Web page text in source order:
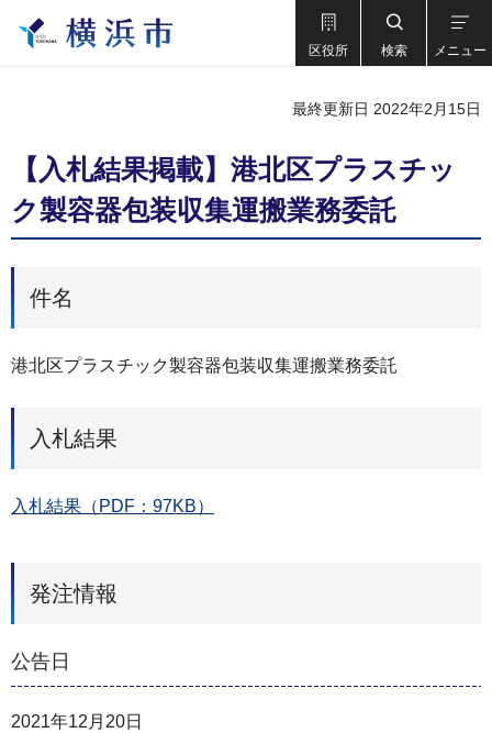
区役所 検索 メニュー
最終更新日 2022年2月15日
【入札結果掲載】港北区プラスチッ
ク製容器包装収集運搬業務委託
件名
港北区プラスチック製容器包装収集運搬業務委託
入札結果
入札結果（PDF：97KB）
発注情報
公告日
2021年12月20日